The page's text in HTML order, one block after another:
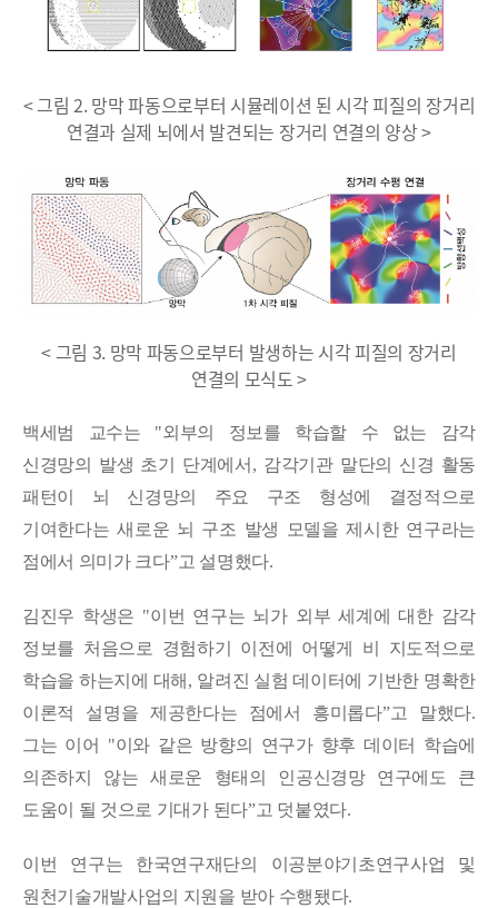
< 그림 2. 망막 파동으로부터 시뮬레이션 된 시각 피질의 장거리
연결과 실제 뇌에서 발견되는 장거리 연결의 양상 >
< 그림 3. 망막 파동으로부터 발생하는 시각 피질의 장거리
연결의 모식도 >
백세범 교수는 "외부의 정보를 학습할 수 없는 감각
신경망의 발생 초기 단계에서 , 감각기관 말단의 신경 활동
패턴이 뇌 신경망의 주요 구조 형성에 결정적으로
기여한다는 새로운 뇌 구조 발생 모델을 제시한 연구라는
점에서 의미가 크다ˮ고 설명했다.
김진우 학생은 "이번 연구는 뇌가 외부 세계에 대한 감각
정보를 처음으로 경험하기 이전에 어떻게 비 지도적으로
학습을 하는지에 대해 , 알려진 실험 데이터에 기반한 명확한
이론적 설명을 제공한다는 점에서 흥미롭다ˮ고 말했다.
그는 이어
"이와 같은 방향의 연구가 향후 데이터 학습에
의존하지 않는 새로운 형태의 인공신경망 연구에도 큰
도움이 될 것으로 기대가 된다ˮ고 덧붙였다.
이번 연구는 한국연구재단의 이공분야기초연구사업 및
원천기술개발사업의 지원을 받아 수행됐다.